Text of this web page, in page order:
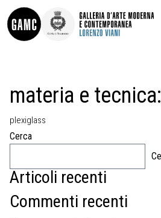
CONTATTI
SHOP
LE COLLEZIONI
LORENZO VIANI
MOSTRE
EVENTI
GRAFICA
PITTURA
MATRICI
materia e tecnica:
plexiglass
Cerca
Articoli recenti
Commenti recenti